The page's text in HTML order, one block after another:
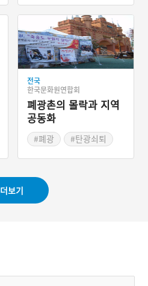
전국
한국문화원연합회
폐광촌의 몰락과 지역
공동화
#폐광 #탄광쇠퇴
더보기